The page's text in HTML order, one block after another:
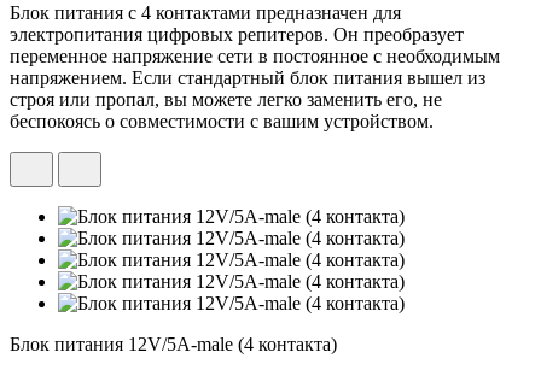
Блок питания с 4 контактами предназначен для
электропитания цифровых репитеров. Он преобразует
переменное напряжение сети в постоянное с необходимым
напряжением. Если стандартный блок питания вышел из
строя или пропал, вы можете легко заменить его, не
беспокоясь о совместимости с вашим устройством.
Блок питания 12V/5A-male (4 контакта)